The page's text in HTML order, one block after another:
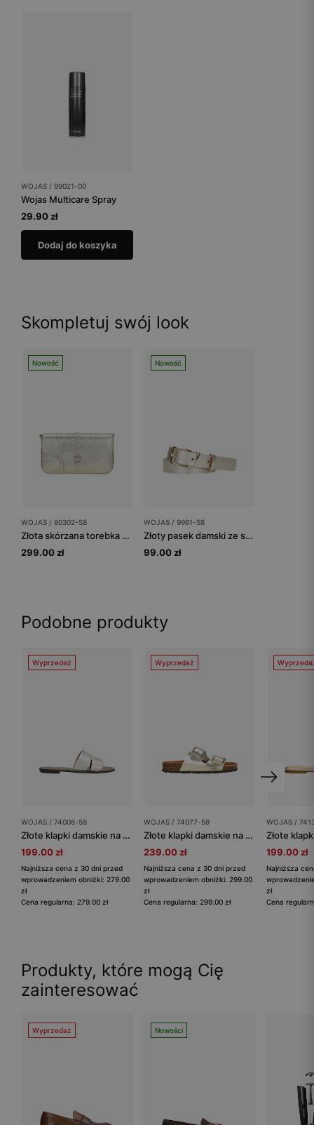
WOJAS / 99021-00
Wojas Multicare Spray
29.90 zł
Dodaj do koszyka
Skompletuj swój look
Nowość
WOJAS / 80302-58
Złota skórzana torebka damska wizytowa
299.00 zł
Nowość
WOJAS / 9961-58
Złoty pasek damski ze skóry licowej
99.00 zł
Podobne produkty
Wyprzedaż
WOJAS / 74008-58
Złote klapki damskie na ciemnej płaskiej podeszwie
199.00 zł
Najniższa cena z 30 dni przed
wprowadzeniem obniżki: 279.00
zł
Cena regularna: 279.00 zł
Wyprzedaż
WOJAS / 74077-58
Złote klapki damskie na wygodnej podeszwie
239.00 zł
Najniższa cena z 30 dni przed
wprowadzeniem obniżki: 299.00
zł
Cena regularna: 299.00 zł
WOJAS /
199.00 zł
Najniższa
zł
Cena
Produkty, które mogą Cię
zainteresować
Wyprzedaż Nowości